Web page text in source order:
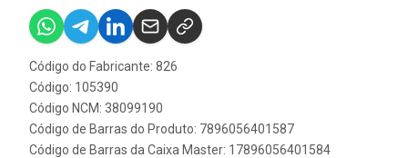
Código do Fabricante: 826
Código: 105390
Código NCM: 38099190
Código de Barras do Produto: 7896056401587
Código de Barras da Caixa Master: 17896056401584